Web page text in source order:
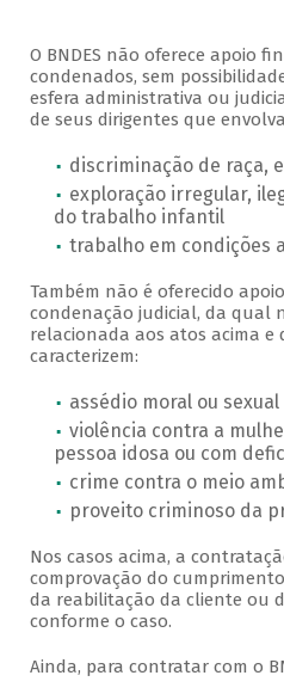
O BNDES não oferece apoio
condenados, sem
esfera administrativa ou
de seus dirigentes que
discriminação de raça,
exploração irregular,
do trabalho infantil
trabalho em condições
Também não é oferecido
condenação judicial, da qual
relacionada aos atos acima e
caracterizem:
assédio moral ou sexual
violência contra a
pessoa idosa ou com
crime contra o meio
proveito criminoso da
Nos casos acima, a
comprovação do
da reabilitação da cliente ou
conforme o caso.
Ainda, para contratar com o